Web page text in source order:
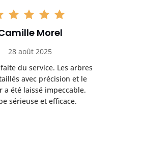
Morel
28 août 2025
du service. Les arbres
avec précision et le
a été laissé impeccable.
sérieuse et efficace.